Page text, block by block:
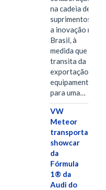
na cadeia de
suprimentos e
a inovação no
Brasil, à
medida que
transita da
exportação de
equipamentos
para uma…
VW
Meteor
transporta
showcar
da
Fórmula
1® da
Audi do